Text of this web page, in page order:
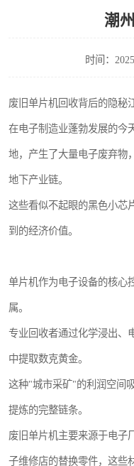
潮
时间：
废旧单片机回收背后的隐秘
在电子制造业蓬勃发展的今
地，产生了大量电子废弃物
地下产业链。
这些看似不起眼的黑色小芯
到的经济价值。
单片机作为电子设备的核心
属。
专业回收者通过化学浸出、
中提取数克黄金。
这种"城市采矿"的利润空间
提炼的完整链条。
废旧单片机主要来源于电子
子维修店的替换零件，这些